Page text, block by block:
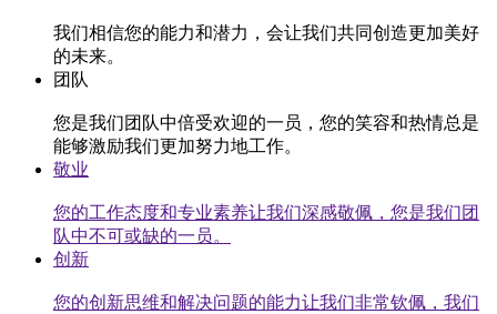
我们相信您的能力和潜力，会让我们共同创造更加美好
的未来。
团队
您是我们团队中倍受欢迎的一员，您的笑容和热情总是
能够激励我们更加努力地工作。
敬业
您的工作态度和专业素养让我们深感敬佩，您是我们团
队中不可或缺的一员。
创新
您的创新思维和解决问题的能力让我们非常钦佩，我们